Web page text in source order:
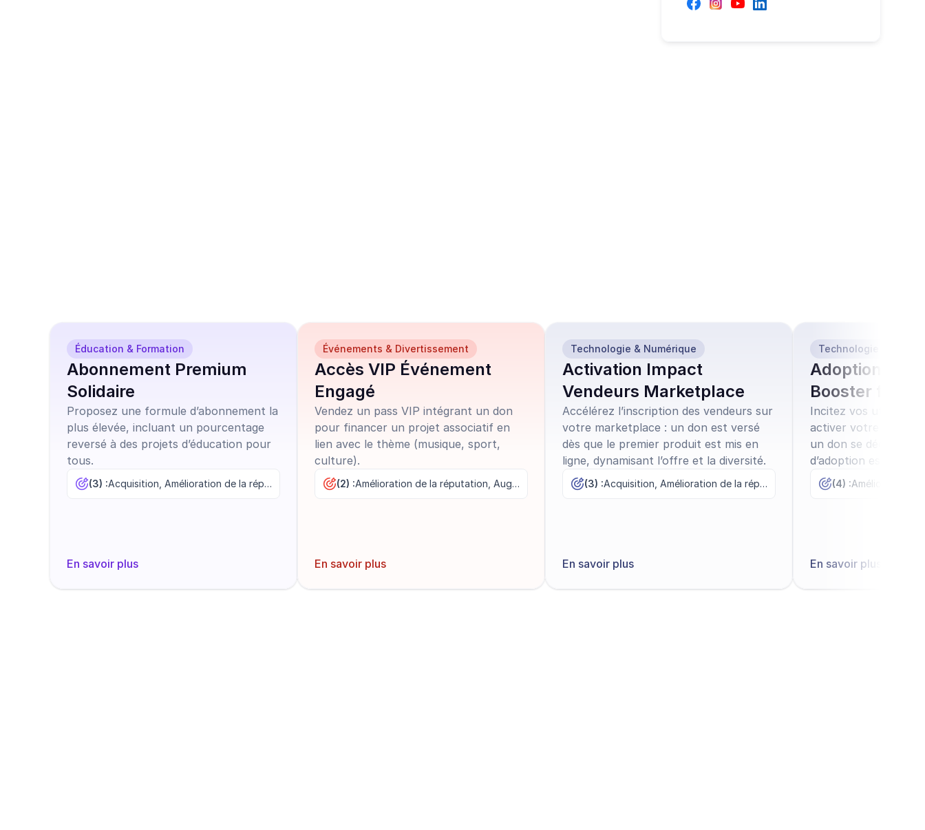
Éducation & Formation
Abonnement Premium
Solidaire
Proposez une formule d’abonnement la
plus élevée, incluant un pourcentage
reversé à des projets d’éducation pour
tous.
(3) : Acquisition, Amélioration de la réputation, Augmentation des ventes
En savoir plus
Événements & Divertissement
Accès VIP Événement
Engagé
Vendez un pass VIP intégrant un don
pour financer un projet associatif en
lien avec le thème (musique, sport,
culture).
(2) : Amélioration de la réputation, Augmentation des ventes
En savoir plus
Technologie & Numérique
Activation Impact
Vendeurs Marketplace
Accélérez l’inscription des vendeurs sur
votre marketplace : un don est versé
dès que le premier produit est mis en
ligne, dynamisant l’offre et la diversité.
(3) : Acquisition, Amélioration de la réputation, Fidélisation
En savoir plus
Technologie &
Adoption
Booster for
Incitez vos
activer votre
un don se déclenche
d’adoption est
upsell et valeur
(4) :
En savoir plus